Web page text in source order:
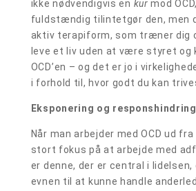
ikke nødvendigvis en kurmod
fuldstændig tilintetgør den, men
aktiv terapiform, som træner dig
leve et liv uden at være styret
OCD’en – og det er jo i
i forhold til, hvor godt du kan
Eksponering og
Når man arbejder med OCD ud fra
stort fokus på at arbejde med
er denne, der er central i lidelsen,
evnen til at kunne handle